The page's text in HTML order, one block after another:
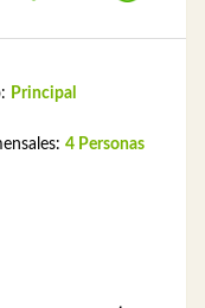
Principal
4 Personas